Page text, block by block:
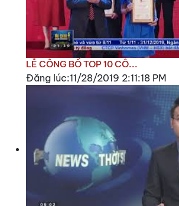
LỄ CÔNG BỐ TOP 10 CÔ...
Đăng lúc:11/28/2019 2:11:18 PM